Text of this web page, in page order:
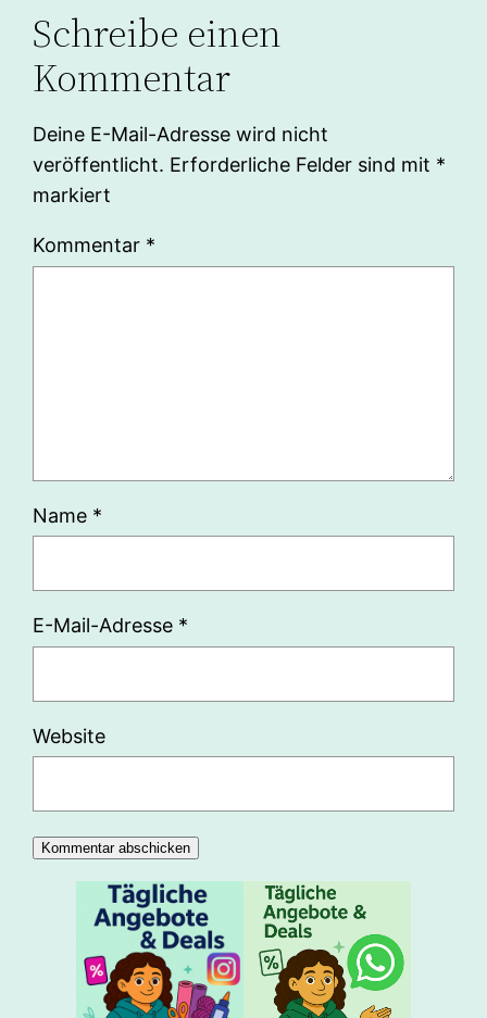
Schreibe einen
Kommentar
Deine E-Mail-Adresse wird nicht
veröffentlicht. Erforderliche Felder sind mit *
markiert
Kommentar *
Name *
E-Mail-Adresse *
Website